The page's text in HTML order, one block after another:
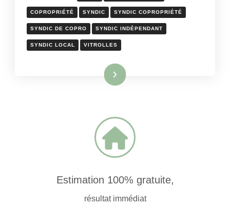
COPROPRIÉTÉ SYNDIC SYNDIC COPROPRIÉTÉ
SYNDIC DE COPRO SYNDIC INDÉPENDANT
SYNDIC LOCAL VITROLLES
Lire la suite
Estimation 100% gratuite,
résultat immédiat